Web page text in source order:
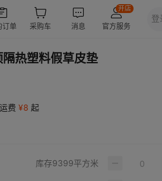
热塑料假草皮垫
运费 ¥8 起
库存9399平方米